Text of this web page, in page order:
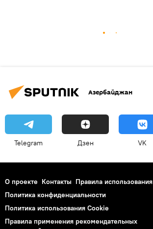
Азербайджан
Telegram Дзен VK
О проекте Контакты Правила использования
Политика конфиденциальности
Политика использования Cookie
Правила применения рекомендательных